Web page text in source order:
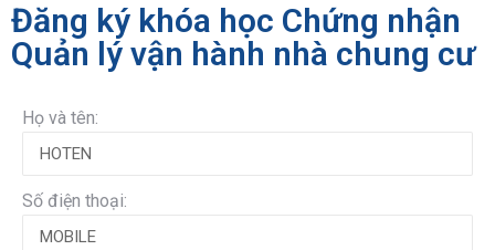
Đăng ký khóa học Chứng nhận
Quản lý vận hành nhà chung cư
Họ và tên:
Số điện thoại: